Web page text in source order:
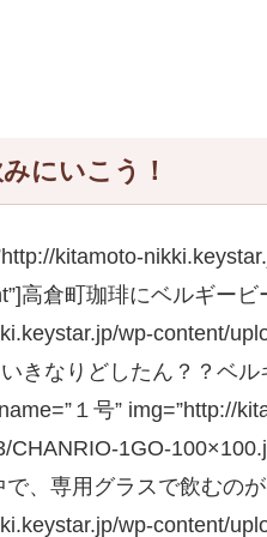
にいこう！
kitamoto-
高倉町珈琲にベルギー
wp-content/
いきなりどしたん？？ベ
１号” img=”http://
1GO-
、専用グラスで飲むの
wp-content/